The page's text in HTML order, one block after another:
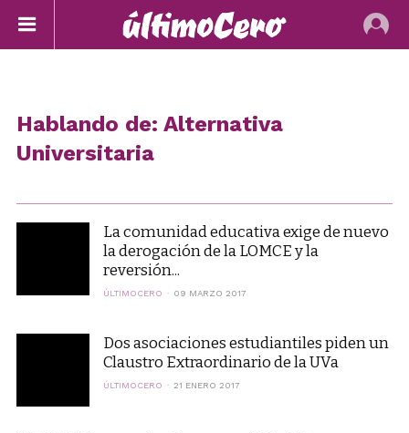
Hablando de: Alternativa
Universitaria
La comunidad educativa exige de nuevo
la derogación de la LOMCE y la
reversión...
ÚLTIMOCERO 09 MARZO 2017
Dos asociaciones estudiantiles piden un
Claustro Extraordinario de la UVa
ÚLTIMOCERO 21 ENERO 2017